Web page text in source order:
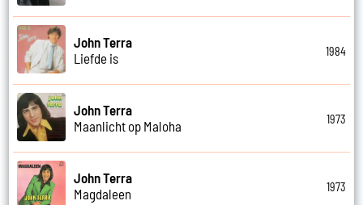
John Terra
Liefde is
1984
John Terra
Maanlicht op Maloha
1973
John Terra
Magdaleen
1973